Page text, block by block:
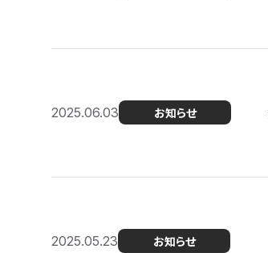
2025.06.03 お知らせ
2025.05.23 お知らせ